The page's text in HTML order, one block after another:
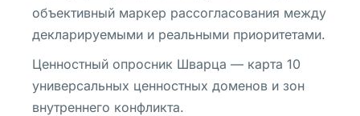
объективный маркер рассогласования между
декларируемыми и реальными приоритетами.
Ценностный опросник Шварца — карта 10
универсальных ценностных доменов и зон
внутреннего конфликта.